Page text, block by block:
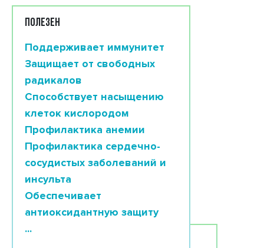
ПОЛЕЗЕН
Поддерживает иммунитет
Защищает от свободных
радикалов
Способствует насыщению
клеток кислородом
Профилактика анемии
Профилактика сердечно-
сосудистых заболеваний и
инсульта
Обеспечивает
антиоксидантную защиту
...